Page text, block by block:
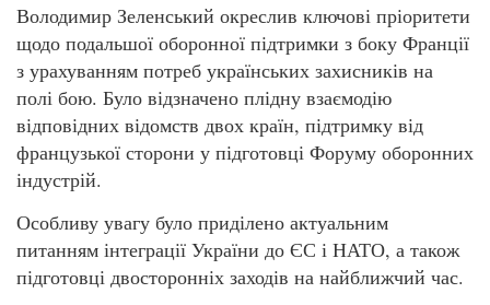
Володимир Зеленський окреслив ключові пріоритети
щодо подальшої оборонної підтримки з боку Франції
з урахуванням потреб українських захисників на
полі бою. Було відзначено плідну взаємодію
відповідних відомств двох країн, підтримку від
французької сторони у підготовці Форуму оборонних
індустрій.
Особливу увагу було приділено актуальним
питанням інтеграції України до ЄС і НАТО, а також
підготовці двосторонніх заходів на найближчий час.